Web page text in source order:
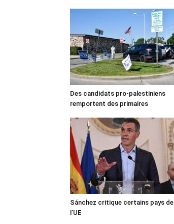
Des candidats pro-palestiniens
remportent des primaires
Sánchez critique certains pays de
l’UE